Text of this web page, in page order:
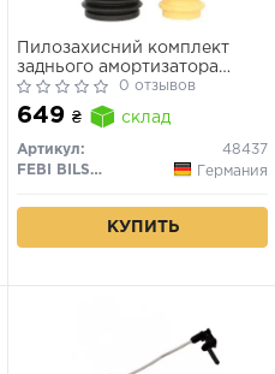
Пилозахисний комплект
заднього амортизатора
(22мм) Volvo, Ford
0 отзывов
649 ₴ склад
Артикул:
48437
FEBI BILSTEIN
Германия
КУПИТЬ